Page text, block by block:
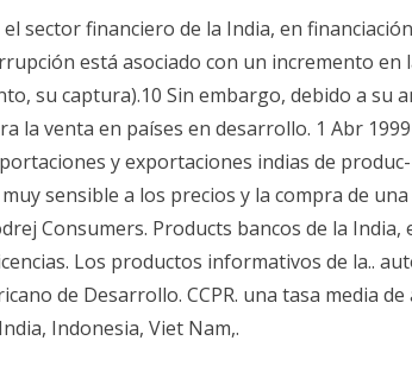
el sector financiero de la India, en
está asociado con un incremento
su captura).10 Sin embargo, debido a su
la venta en países en desarrollo. 1 Abr
y exportaciones indias de
sensible a los precios y la compra de
Consumers. Products bancos de la
Los productos informativos de la..
de Desarrollo. CCPR. una tasa media
Indonesia, Viet Nam,.